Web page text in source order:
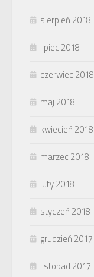
sierpień 2018
lipiec 2018
czerwiec 2018
maj 2018
kwiecień 2018
marzec 2018
luty 2018
styczeń 2018
grudzień 2017
listopad 2017